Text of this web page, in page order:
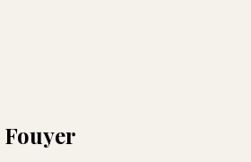
Fouyer